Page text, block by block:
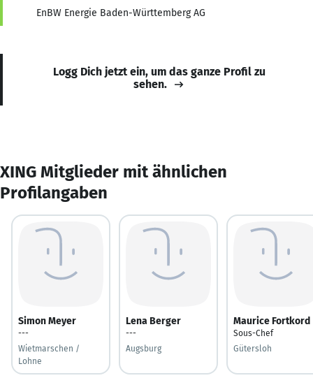
EnBW Energie Baden-Württemberg AG
Logg Dich jetzt ein, um das ganze Profil zu
sehen.
XING Mitglieder mit ähnlichen
Profilangaben
Simon Meyer
---
Wietmarschen /
Lohne
Lena Berger
---
Augsburg
Maurice Fortkord
Sous-Chef
Gütersloh